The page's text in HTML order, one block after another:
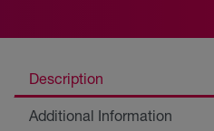
Description
Additional Information